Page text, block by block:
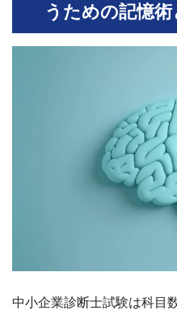
うための記憶術
中小企業診断士試験は科目